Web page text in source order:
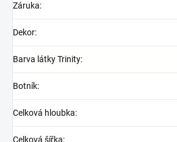
Záruka:
Dekor:
Barva látky Trinity:
Botník:
Celková hloubka:
Celková šířka: